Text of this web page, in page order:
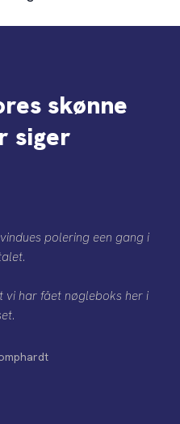
skønne
siger​
polering een gang i
vi har fået nøgleboks her i